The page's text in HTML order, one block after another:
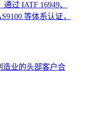
过 IATF 16949、
等体系认证，
造业的头部客户合